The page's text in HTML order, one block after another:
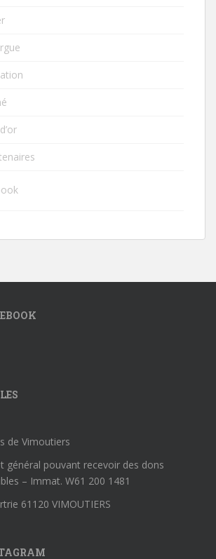
de Vimoutiers
général pouvant recevoir des dons
– Immat. W61 200 1481
61120 VIMOUTIERS